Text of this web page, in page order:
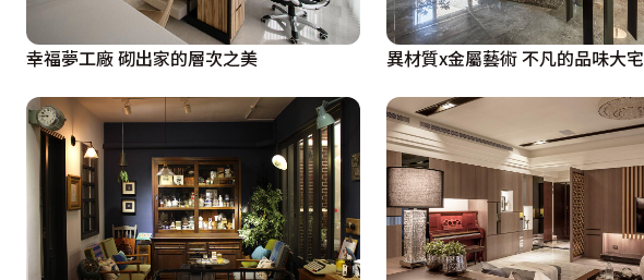
幸福夢工廠 砌出家的層次之美 異材質x金屬藝術 不凡的品味大宅